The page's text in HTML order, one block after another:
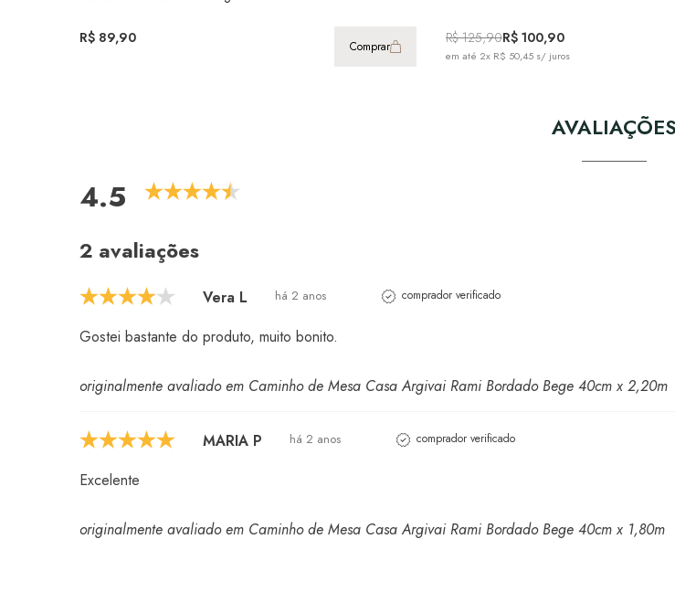
R$ 89,90 Comprar R$ 125,90R$ 100,90
em até 2x R$ 50,45 s/ juros
AVALIAÇÕES
4.5
2 avaliações
Vera L há 2 anos comprador verificado
Gostei bastante do produto, muito bonito.
originalmente avaliado em Caminho de Mesa Casa Argivai Rami Bordado Bege 40cm x 2,20m
MARIA P há 2 anos comprador verificado
Excelente
originalmente avaliado em Caminho de Mesa Casa Argivai Rami Bordado Bege 40cm x 1,80m